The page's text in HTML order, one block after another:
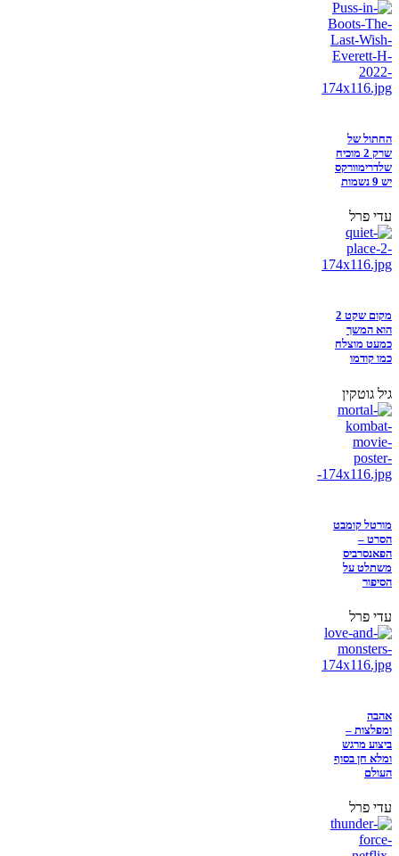
החתול של
שרק 2 מוכיח
שלדרימוורקס
יש 9 נשמות
עדי פרל
מקום שקט 2
הוא המשך
כמעט מוצלח
כמו קודמו
גיל גוטקין
מורטל קומבט
הסרט –
הפאנסרביס
משתלט על
הסיפור
עדי פרל
אהבה
ומפלצות –
ביצוע מרגש
ומלא חן בסוף
העולם
עדי פרל